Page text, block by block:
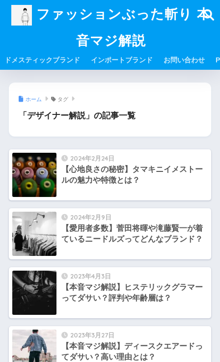
ファッションぶった斬り 本
音マジ解説
ドメスティックブランド インポートブランド お問い合わせ
ホーム タグ
「デザイナー解説」の記事一覧
2024年2月24日
【心地良さの秘密】タマキニイメストー
ルの魅力や特徴とは？
2024年2月9日
【愛用者多数】菅田将暉や滝藤賢一が着
ているニードルズってどんなブランド？
2023年4月3日
【本音マジ解説】ヒステリックグラマー
ってダサい？評判や年齢層は？
2023年3月27日
【本音マジ解説】ディースクエアードっ
てダサい？高い理由とは？